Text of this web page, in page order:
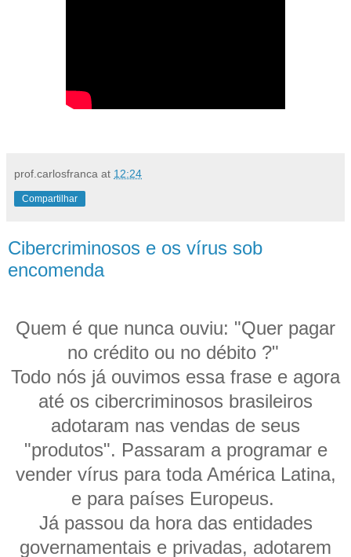
prof.carlosfranca at 12:24
Compartilhar
Cibercriminosos e os vírus sob
encomenda
Quem é que nunca ouviu: "Quer pagar
no crédito ou no débito ?"
Todo nós já ouvimos essa frase e agora
até os cibercriminosos brasileiros
adotaram nas vendas de seus
"produtos". Passaram a programar e
vender vírus para toda América Latina,
e para países Europeus.
Já passou da hora das entidades
governamentais e privadas, adotarem